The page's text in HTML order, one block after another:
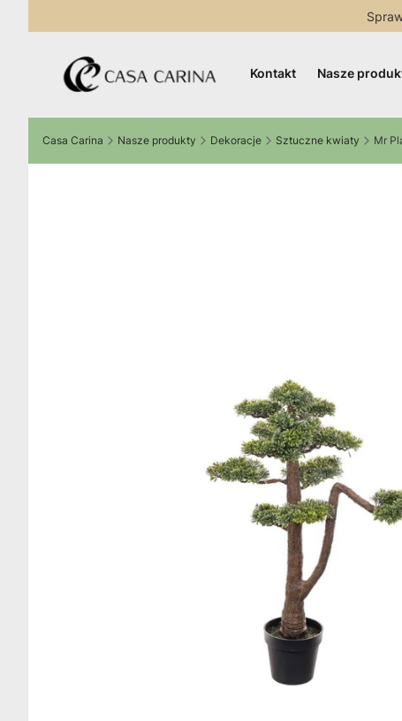
Kontakt Nasze
Casa Carina Nasze produkty Dekoracje Sztuczne kwiaty Mr